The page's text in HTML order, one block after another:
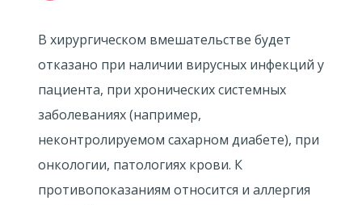
В хирургическом вмешательстве будет
отказано при наличии вирусных инфекций у
пациента, при хронических системных
заболеваниях (например,
неконтролируемом сахарном диабете), при
онкологии, патологиях крови. К
противопоказаниям относится и аллергия